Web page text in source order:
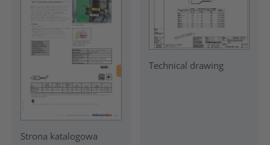
Strona katalogowa
Technical drawing